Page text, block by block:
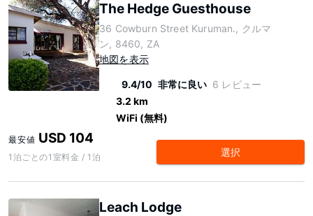
The Hedge Guesthouse
36 Cowburn Street Kuruman., クルマ
ン, 8460, ZA
地図を表示
9.4/10 非常に良い 6 レビュー
3.2 km
WiFi (無料)
最安値 USD 104
1泊ごとの1室料金 / 1泊 選択
Leach Lodge